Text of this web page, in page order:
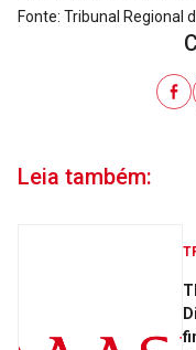
Fonte: Tribunal Regional
Leia também: